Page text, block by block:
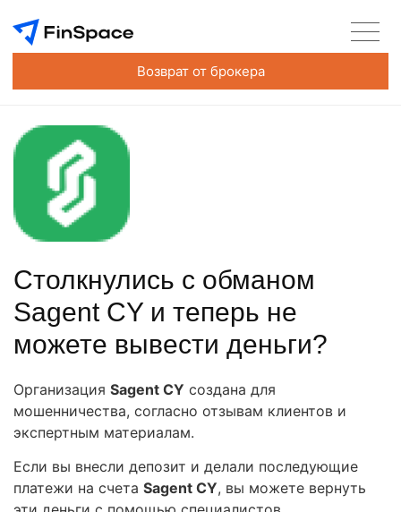
Возврат от брокера
Столкнулись с обманом
Sagent CY и теперь не
можете вывести деньги?
Организация Sagent CY создана для
мошенничества, согласно отзывам клиентов и
экспертным материалам.
Если вы внесли депозит и делали последующие
платежи на счета Sagent CY, вы можете вернуть